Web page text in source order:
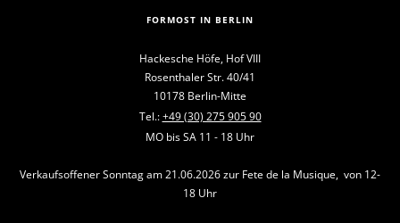
FORMOST IN BERLIN
Hackesche Höfe, Hof VIII
Rosenthaler Str. 40/41
10178 Berlin-Mitte
Tel.:+49 (30) 275 905 90
MO bis SA 11 - 18 Uhr
Verkaufsoffener Sonntag am 21.06.2026 zur Fete de la Musique, von 12-
18 Uhr